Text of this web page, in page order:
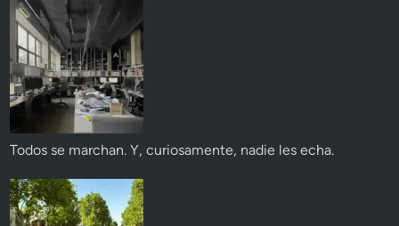
Todos se marchan. Y, curiosamente, nadie les echa.